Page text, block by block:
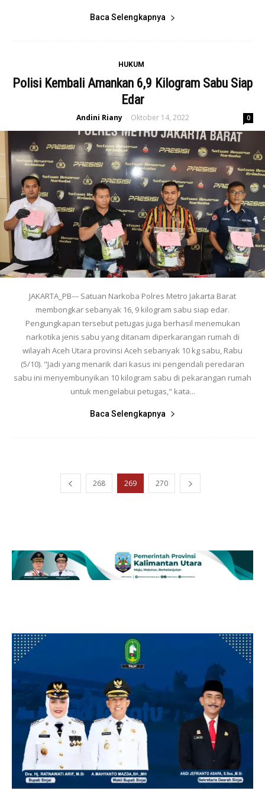
Baca Selengkapnya
HUKUM
Polisi Kembali Amankan 6,9 Kilogram Sabu Siap
Edar
Andini Riany - Oktober 14, 2022 0
JAKARTA_PB--- Satuan Narkoba Polres Metro Jakarta Barat
membongkar sebanyak 16, 9 kilogram sabu siap edar.
Pengungkapan tersebut petugas juga berhasil menemukan
narkotika jenis sabu yang ditanam diperkarangan rumah di
wilayah Aceh Utara provinsi Aceh sebanyak 10 kg sabu, Rabu
(5/10). "Jadi yang menarik dari kasus ini pengendali peredaran
sabu ini menyembunyikan 10 kilogram sabu di pekarangan rumah
untuk mengelabui petugas," kata...
Baca Selengkapnya
268 269 270